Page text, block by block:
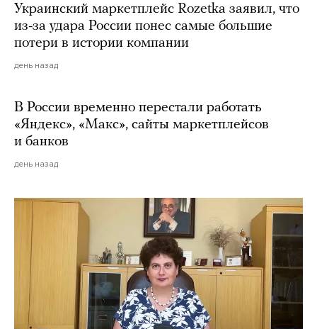
Украинский маркетплейс Rozetka заявил, что
из-за удара России понес самые большие
потери в истории компании
день назад
В России временно перестали работать
«Яндекс», «Макс», сайты маркетплейсов
и банков
день назад